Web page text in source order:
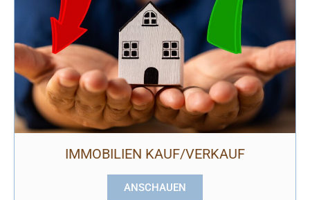
IMMOBILIEN KAUF/VERKAUF
ANSCHAUEN